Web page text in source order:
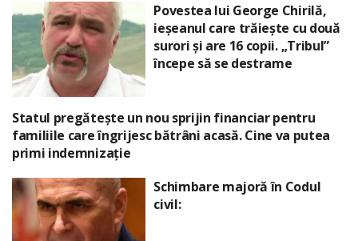
Povestea lui George Chirilă,
ieșeanul care trăiește cu două
surori și are 16 copii. „Tribul”
începe să se destrame
Statul pregătește un nou sprijin financiar pentru
familiile care îngrijesc bătrâni acasă. Cine va putea
primi indemnizație
Schimbare majoră în Codul
civil: